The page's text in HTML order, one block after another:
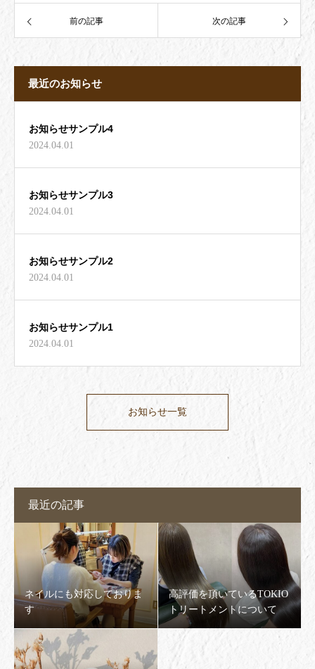
前の記事 次の記事
最近のお知らせ
お知らせサンプル4
2024.04.01
お知らせサンプル3
2024.04.01
お知らせサンプル2
2024.04.01
お知らせサンプル1
2024.04.01
お知らせ一覧
最近の記事
ネイルにも対応しておりま
す
高評価を頂いているTOKIO
トリートメントについて